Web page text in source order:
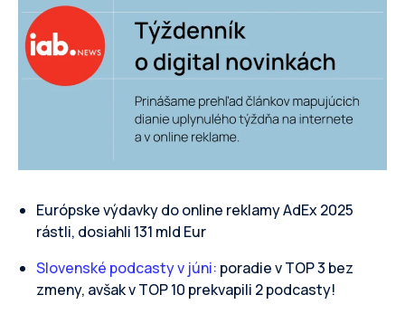
Európske výdavky do online reklamy AdEx 2025
rástli, dosiahli 131 mld Eur
Slovenské podcasty v júni: poradie v TOP 3 bez
zmeny, avšak v TOP 10 prekvapili 2 podcasty!